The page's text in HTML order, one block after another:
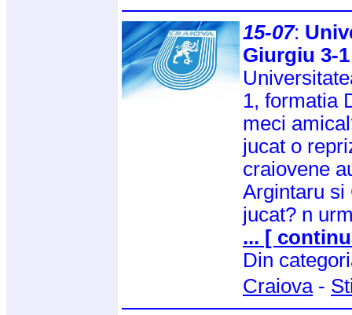
15-07:
Giurgiu 3-1
1, formatia
meci
jucat o
craiovene
Argintaru si
jucat? n
... [
Din
Craiova-